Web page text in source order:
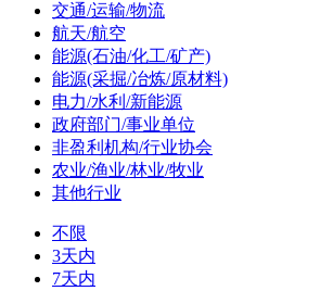
交通/运输/物流
航天/航空
能源(石油/化工/矿产)
能源(采掘/冶炼/原材料)
电力/水利/新能源
政府部门/事业单位
非盈利机构/行业协会
农业/渔业/林业/牧业
其他行业
不限
3天内
7天内